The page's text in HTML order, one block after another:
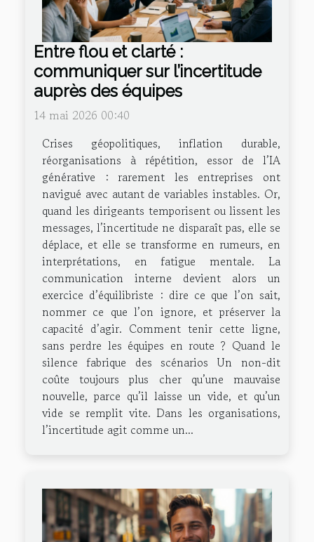
Entre flou et clarté :
communiquer sur l’incertitude
auprès des équipes
14 mai 2026 00:40
Crises géopolitiques, inflation durable,
réorganisations à répétition, essor de l’IA
générative : rarement les entreprises ont
navigué avec autant de variables instables. Or,
quand les dirigeants temporisent ou lissent les
messages, l’incertitude ne disparaît pas, elle se
déplace, et elle se transforme en rumeurs, en
interprétations, en fatigue mentale. La
communication interne devient alors un
exercice d’équilibriste : dire ce que l’on sait,
nommer ce que l’on ignore, et préserver la
capacité d’agir. Comment tenir cette ligne,
sans perdre les équipes en route ? Quand le
silence fabrique des scénarios Un non-dit
coûte toujours plus cher qu’une mauvaise
nouvelle, parce qu’il laisse un vide, et qu’un
vide se remplit vite. Dans les organisations,
l’incertitude agit comme un...